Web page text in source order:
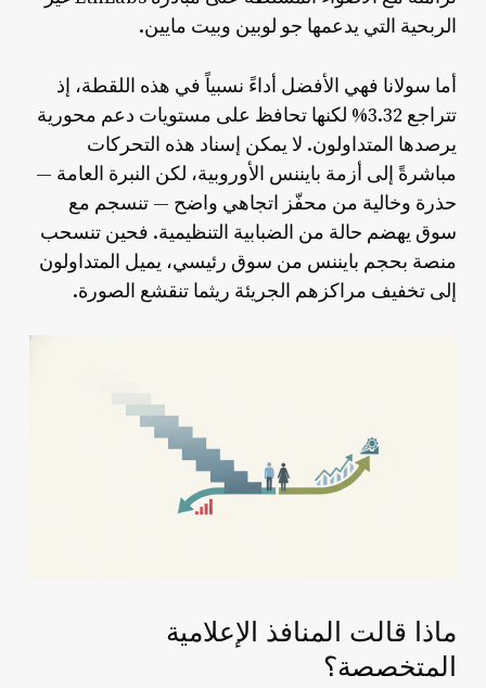
الربحية التي يدعمها جو لوبين وبيت مايين.
أما سولانا فهي الأفضل أداءً نسبياً في هذه اللقطة، إذ
تتراجع 3.32% لكنها تحافظ على مستويات دعم محورية
يرصدها المتداولون. لا يمكن إسناد هذه التحركات
مباشرةً إلى أزمة بايننس الأوروبية، لكن النبرة العامة —
حذرة وخالية من محفّز اتجاهي واضح — تنسجم مع
سوق يهضم حالة من الضبابية التنظيمية. فحين تنسحب
منصة بحجم بايننس من سوق رئيسي، يميل المتداولون
إلى تخفيف مراكزهم الجريئة ريثما تنقشع الصورة.
ماذا قالت المنافذ الإعلامية
المتخصصة؟